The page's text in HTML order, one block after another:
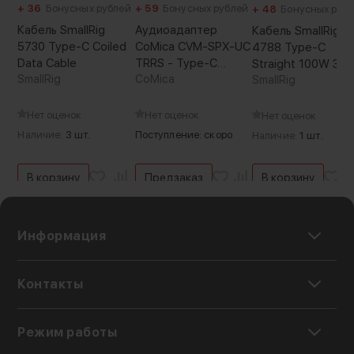
+ 36 Бонусных рублей
Кабель SmallRig
5730 Type-C Coiled
Data Cable
SmallRig
Нет оценок
Наличие: 3 шт.
В корзину
+ 59 Бонусных рублей
Аудиоадаптер
CoMica CVM-SPX-UC
TRRS - Type-C
(Уцененный кат.А)
CoMica
Нет оценок
Поступление: скоро
Предзаказ
+ 48 Бонусных
Кабель SmallRig
4788 Type-C
Straight 100W
SmallRig
Нет оценок
Наличие: 1 шт.
В корзину
Информация
Контакты
Режим работы